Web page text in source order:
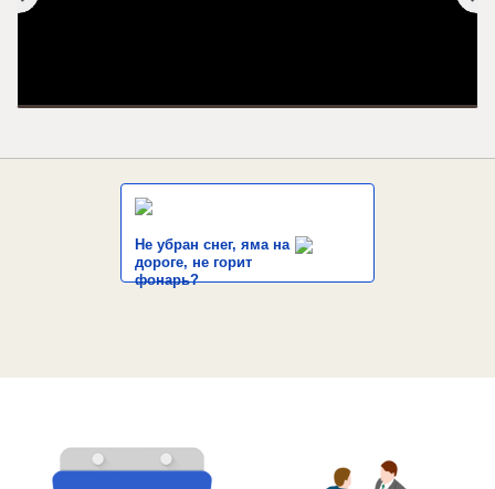
Не убран снег, яма на
дороге, не горит
фонарь?